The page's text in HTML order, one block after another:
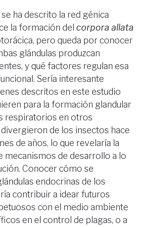
ha descrito la red génica
la formación delcorpora allata
pero queda por conocer
glándulas produzcan
y qué factores regulan esa
Sería interesante
descritos en este estudio
para la formación glandular
respiratorios en otros
de los insectos hace
de años, lo que revelaría la
mecanismos de desarrollo a lo
Conocer cómo se
endocrinas de los
contribuir a idear futuros
con el medio ambiente
en el control de plagas, o a